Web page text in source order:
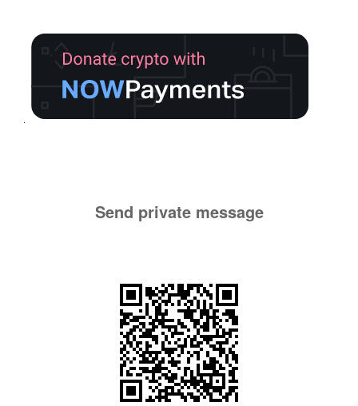
Send private message